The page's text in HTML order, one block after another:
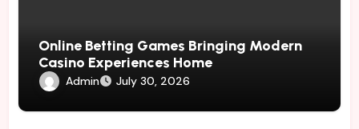
Online Betting Games Bringing Modern
Casino Experiences Home
Admin July 30, 2026